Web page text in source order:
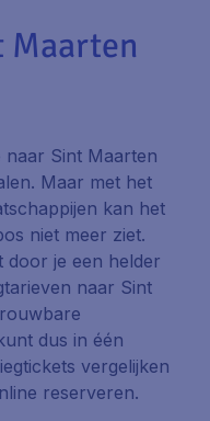
Maarten
Sint Maarten
Maar met het
kan het
niet meer ziet.
door je een helder
naar Sint
dus in één
vergelijken
reserveren.